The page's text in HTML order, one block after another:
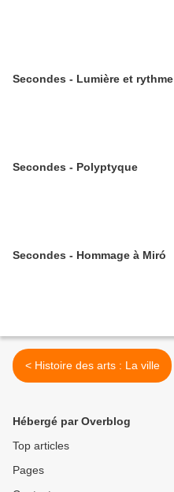
Secondes - Lumière et rythme
Secondes - Polyptyque
Secondes - Hommage à Miró
< Histoire des arts : La ville
Hébergé par Overblog
Top articles
Pages